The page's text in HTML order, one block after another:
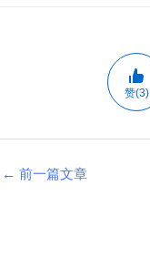
赞(3)
← 前一篇文章